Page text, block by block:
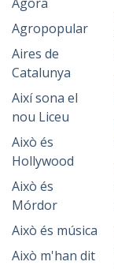
Agropopular
Aires de
Catalunya
Així sona el
nou Liceu
Això és
Hollywood
Això és
Mórdor
Això és música
Això m'han dit